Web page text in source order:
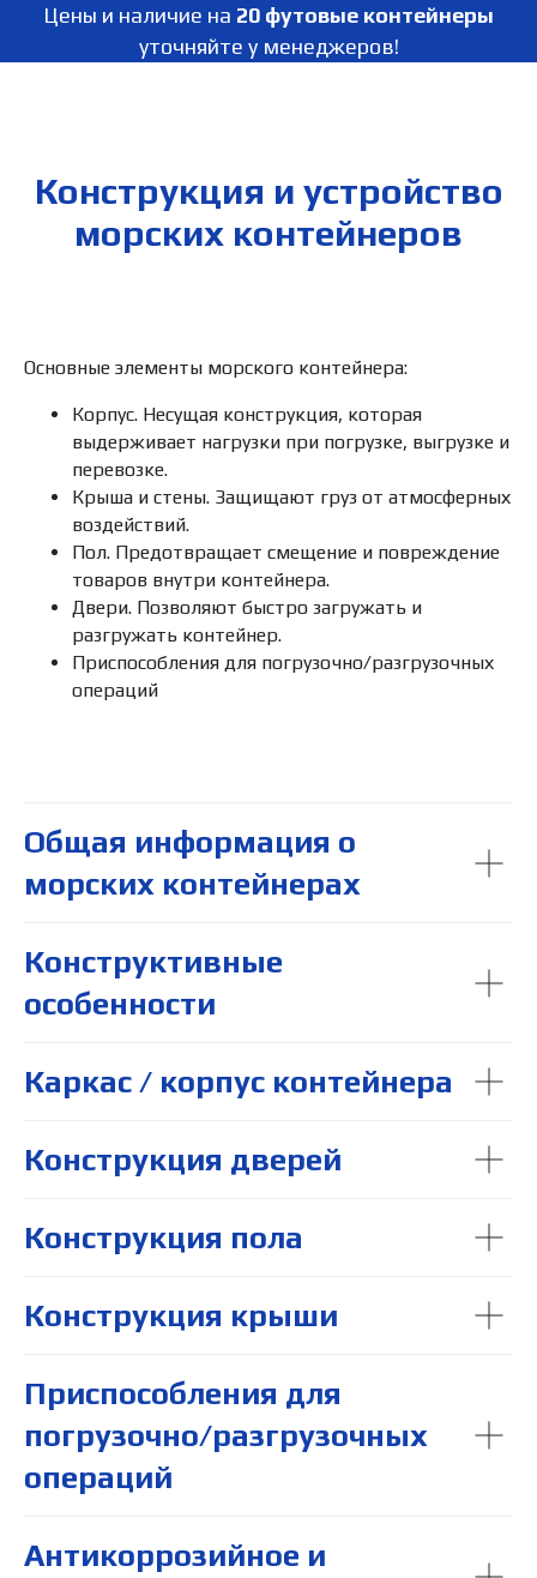
Цены и наличие на 20 футовые контейнеры
уточняйте у менеджеров!
Конструкция и устройство
морских контейнеров
Основные элементы морского контейнера:
Корпус. Несущая конструкция, которая
выдерживает нагрузки при погрузке, выгрузке и
перевозке.
Крыша и стены. Защищают груз от атмосферных
воздействий.
Пол. Предотвращает смещение и повреждение
товаров внутри контейнера.
Двери. Позволяют быстро загружать и
разгружать контейнер.
Приспособления для погрузочно/разгрузочных
операций
Общая информация о
морских контейнерах
Конструктивные
особенности
Каркас / корпус контейнера
Конструкция дверей
Конструкция пола
Конструкция крыши
Приспособления для
погрузочно/разгрузочных
операций
Антикоррозийное и